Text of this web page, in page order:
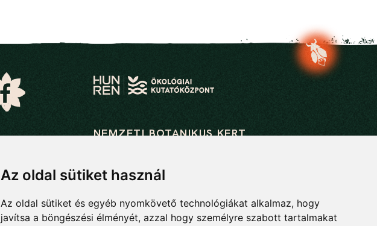
Az oldal sütiket használ
Az oldal sütiket és egyéb nyomkövető technológiákat alkalmaz, hogy
javítsa a böngészési élményét, azzal hogy személyre szabott tartalmakat
NEMZETI BOTANIKUS KERT
Ökológiai és Botanikai Intézet
06 28 360 122
botanikuskert@ecolres.hu